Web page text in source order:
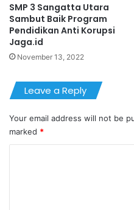
SMP 3 Sangatta Utara
Sambut Baik Program
Pendidikan Anti Korupsi
Jaga.id
November 13, 2022
Leave a Reply
Your email address will not be
marked *